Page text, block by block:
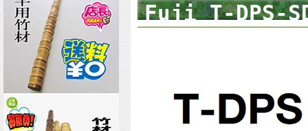
Fuji T-DPS-